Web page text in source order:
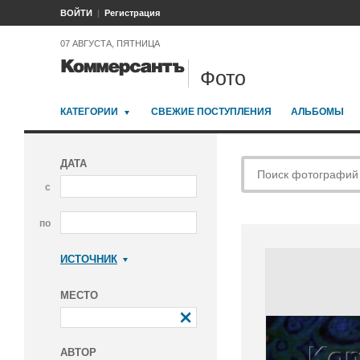
ВОЙТИ Регистрация
07 АВГУСТА, ПЯТНИЦА
Фото
КАТЕГОРИИ СВЕЖИЕ ПОСТУПЛЕНИЯ АЛЬБОМЫ
ДАТА
с
по
ИСТОЧНИК
МЕСТО
АВТОР